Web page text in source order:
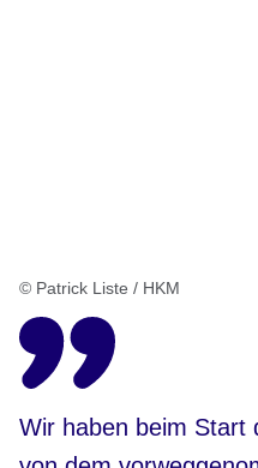
© Patrick Liste / HKM
Wir haben beim Start